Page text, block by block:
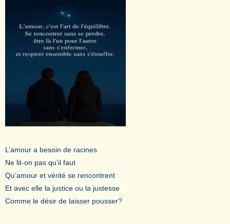
L’amour a besoin de racines
Ne lit-on pas qu’il faut
Qu’amour et vérité se rencontrent
Et avec elle la justice ou la justesse
Comme le désir de laisser pousser?